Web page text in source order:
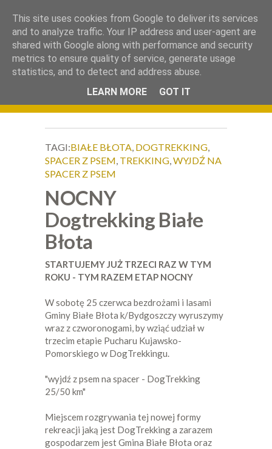
Okiem Obiektywu.
TAGI:BIAŁE BŁOTA, DOGTREKKING,
SPACER Z PSEM, TREKKING,WYJDŹ NA
SPACER Z PSEM
NOCNY
Dogtrekking Białe
Błota
STARTUJEMY JUŻ TRZECI RAZ W TYM
ROKU - TYM RAZEM ETAP NOCNY
W sobotę 25 czerwca bezdrożami i lasami
Gminy Białe Błota k/Bydgoszczy wyruszymy
wraz z czworonogami, by wziąć udział w
trzecim etapie Pucharu Kujawsko-
Pomorskiego w DogTrekkingu.
"wyjdź z psem na spacer - DogTrekking
25/50 km"
Miejscem rozgrywania tej nowej formy
rekreacji jaką jest DogTrekking a zarazem
gospodarzem jest Gmina Białe Błota oraz
This site uses cookies from Google to deliver its services
and to analyze traffic. Your IP address and user-agent are
shared with Google along with performance and security
metrics to ensure quality of service, generate usage
statistics, and to detect and address abuse.
LEARN MORE
GOT IT